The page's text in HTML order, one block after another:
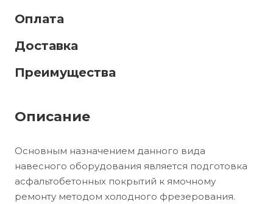
Оплата
Доставка
Преимущества
Описание
Основным назначением данного вида
навесного оборудования является подготовка
асфальтобетонных покрытий к ямочному
ремонту методом холодного фрезерования.